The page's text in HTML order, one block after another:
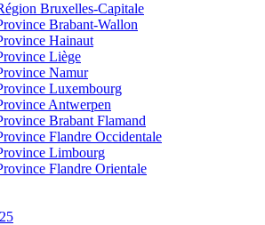
Bruxelles-Capitale
Brabant-Wallon
Hainaut
Liège
Namur
Luxembourg
Antwerpen
Brabant Flamand
Flandre Occidentale
Limbourg
Flandre Orientale